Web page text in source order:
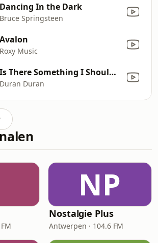
Dancing In the Dark
Bruce Springsteen
Avalon
Roxy Music
Is There Something I Should Know?
Duran Duran
NP
Nostalgie Plus
Antwerpen · 104.6 FM